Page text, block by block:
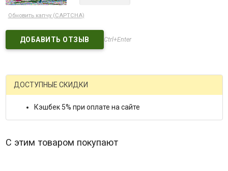
Обновить капчу (CAPTCHA)
Ctrl+Enter
ДОСТУПНЫЕ СКИДКИ
Кэшбек 5% при оплате на сайте
С этим товаром покупают